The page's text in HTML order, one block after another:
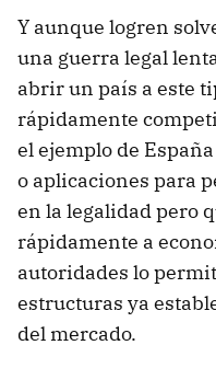
Y aunque logren
una guerra legal
abrir un país a este
rápidamente
el ejemplo de
o aplicaciones para
en la legalidad pero
rápidamente a
autoridades lo
estructuras ya
del mercado.